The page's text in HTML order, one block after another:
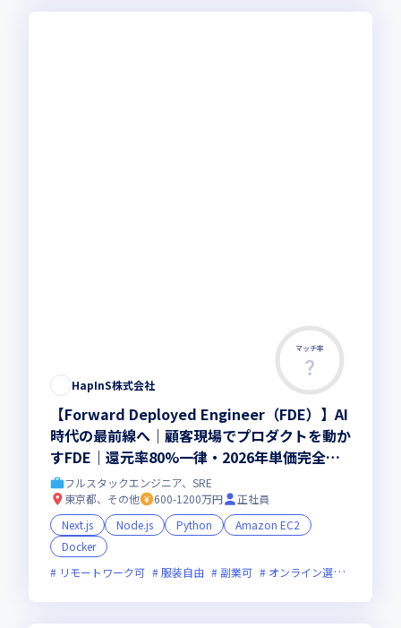
マッチ率
HapInS株式会社
【Forward Deployed Engineer（FDE）】AI
時代の最前線へ｜顧客現場でプロダクトを動か
すFDE｜還元率80%一律・2026年単価完全開
示フルスタックエンジニア、SRE
東京都、その他
600-1200万円
正社員
Next.js
Node.js Python
Amazon EC2
Docker
リモートワーク可
服装自由 副業可 オンライン選考可